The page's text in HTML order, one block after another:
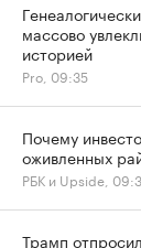
массово
историей
Pro, 09:35
Почему
оживленных
РБК и Upside,
Трамп